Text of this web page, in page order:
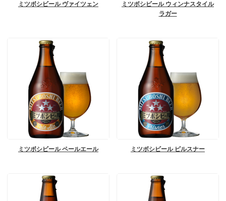
ミツボシビール ヴァイツェン
ミツボシビール ウィンナスタイル
ラガー
ミツボシビール ペールエール ミツボシビール ピルスナー